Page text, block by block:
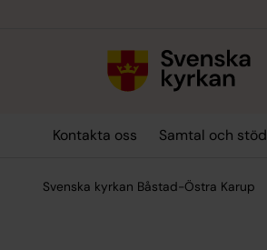
Kontakta oss Samtal och stöd
Svenska kyrkan Båstad-Östra Karup